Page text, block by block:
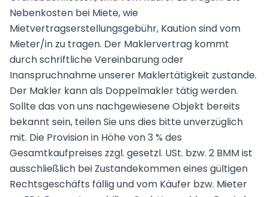
Nebenkosten bei Miete, wie
Mietvertragserstellungsgebühr, Kaution sind vom
Mieter/in zu tragen. Der Maklervertrag kommt
durch schriftliche Vereinbarung oder
Inanspruchnahme unserer Maklertätigkeit zustande.
Der Makler kann als Doppelmakler tätig werden.
Sollte das von uns nachgewiesene Objekt bereits
bekannt sein, teilen Sie uns dies bitte unverzüglich
mit. Die Provision in Höhe von 3 % des
Gesamtkaufpreises zzgl. gesetzl. USt. bzw. 2 BMM ist
ausschließlich bei Zustandekommen eines gültigen
Rechtsgeschäfts fällig und vom Käufer bzw. Mieter